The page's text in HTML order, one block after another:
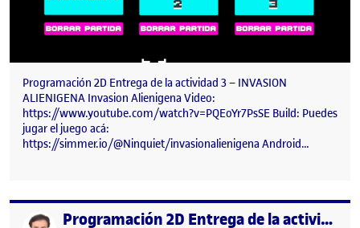
Programación 2D Entrega de la actividad 3 – INVASION
ALIENIGENA Invasion Alienigena Video:
https://www.youtube.com/watch?v=PQEoYr7PsSE Build: Puedes
jugar el juego acá:
https://simmer.io/@Ninquiet/invasionalienigena Android…
Publicado por Programación 2D Entrega de la actividad 2 – JUEGO DE PLATAFORAMS SOLO EN LA SOLA SOLEDAD